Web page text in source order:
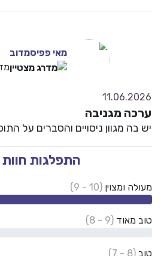
מאי פפיסמדוב
11.06.2026
ערכה מגניבה
יש בה מגוון ניסויים והסברים על
התפלגות
מעולה ומצוין (10 - 9)
טוב מאוד (9 - 8)
טוב (8 - 7)